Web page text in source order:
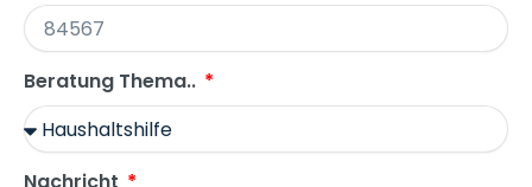
Beratung Thema..